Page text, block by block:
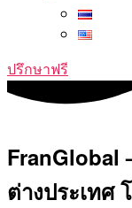
ปรึกษาฟรี
FranGlobal
ต่างประเทศ